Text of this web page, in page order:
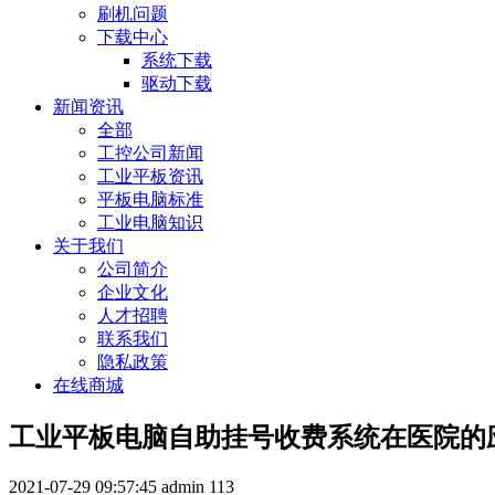
刷机问题
下载中心
系统下载
驱动下载
新闻资讯
全部
工控公司新闻
工业平板资讯
平板电脑标准
工业电脑知识
关于我们
公司简介
企业文化
人才招聘
联系我们
隐私政策
在线商城
工业平板电脑自助挂号收费系统在医院的
2021-07-29 09:57:45 admin 113